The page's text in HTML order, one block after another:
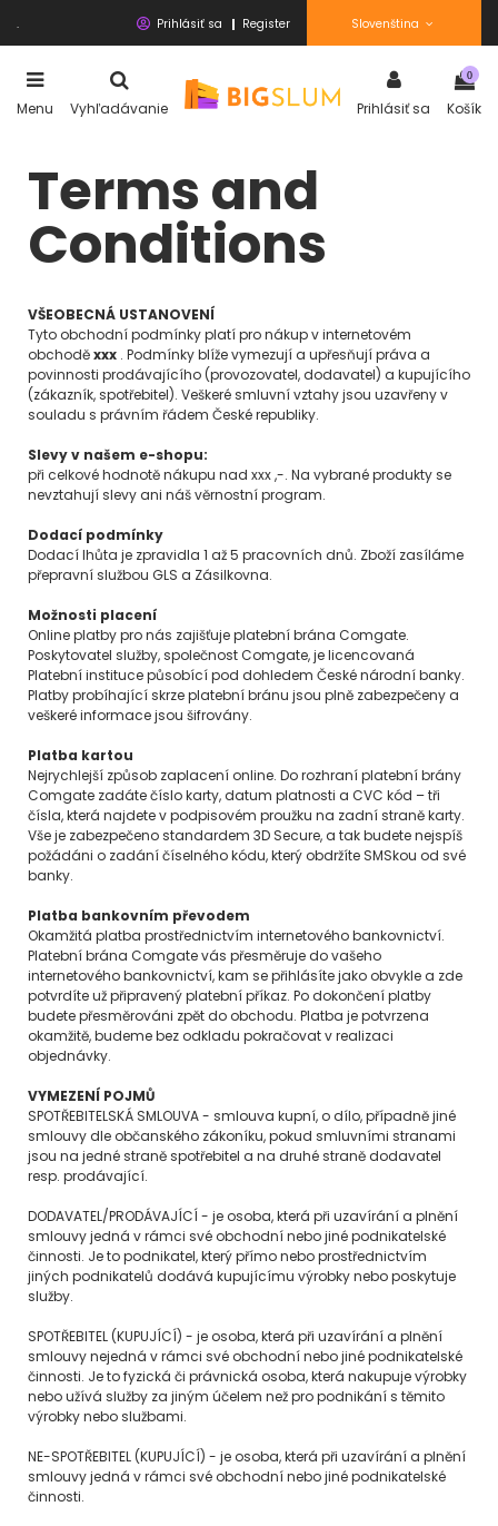
. Prihlásiť sa Register Slovenština
Menu Vyhľadávanie Prihlásiť sa
0
Košík
Terms and
Conditions
VŠEOBECNÁ USTANOVENÍ
Tyto obchodní podmínky platí pro nákup v internetovém
obchoděxxx . Podmínky blíže vymezují a upřesňují práva a
povinnosti prodávajícího (provozovatel, dodavatel) a kupujícího
(zákazník, spotřebitel). Veškeré smluvní vztahy jsou uzavřeny v
souladu s právním řádem České republiky.
Slevy v našem e-shopu:
při celkové hodnotě nákupu nad xxx ,-. Na vybrané produkty se
nevztahují slevy ani náš věrnostní program.
Dodací podmínky
Dodací lhůta je zpravidla 1 až 5 pracovních dnů. Zboží zasíláme
přepravní službou GLS a Zásilkovna.
Možnosti placení
Online platby pro nás zajišťuje platební brána Comgate.
Poskytovatel služby, společnost Comgate, je licencovaná
Platební instituce působící pod dohledem České národní banky.
Platby probíhající skrze platební bránu jsou plně zabezpečeny a
veškeré informace jsou šifrovány.
Platba kartou
Nejrychlejší způsob zaplacení online. Do rozhraní platební brány
Comgate zadáte číslo karty, datum platnosti a CVC kód – tři
čísla, která najdete v podpisovém proužku na zadní straně karty.
Vše je zabezpečeno standardem 3D Secure, a tak budete nejspíš
požádáni o zadání číselného kódu, který obdržíte SMSkou od své
banky.
Platba bankovním převodem
Okamžitá platba prostřednictvím internetového bankovnictví.
Platební brána Comgate vás přesměruje do vašeho
internetového bankovnictví, kam se přihlásíte jako obvykle a zde
potvrdíte už připravený platební příkaz. Po dokončení platby
budete přesměrováni zpět do obchodu. Platba je potvrzena
okamžitě, budeme bez odkladu pokračovat v realizaci
objednávky.
VYMEZENÍ POJMŮ
SPOTŘEBITELSKÁ SMLOUVA - smlouva kupní, o dílo, případně jiné
smlouvy dle občanského zákoníku, pokud smluvními stranami
jsou na jedné straně spotřebitel a na druhé straně dodavatel
resp. prodávající.
DODAVATEL/PRODÁVAJÍCÍ - je osoba, která při uzavírání a plnění
smlouvy jedná v rámci své obchodní nebo jiné podnikatelské
činnosti. Je to podnikatel, který přímo nebo prostřednictvím
jiných podnikatelů dodává kupujícímu výrobky nebo poskytuje
služby.
SPOTŘEBITEL (KUPUJÍCÍ) - je osoba, která při uzavírání a plnění
smlouvy nejedná v rámci své obchodní nebo jiné podnikatelské
činnosti. Je to fyzická či právnická osoba, která nakupuje výrobky
nebo užívá služby za jiným účelem než pro podnikání s těmito
výrobky nebo službami.
NE-SPOTŘEBITEL (KUPUJÍCÍ) - je osoba, která při uzavírání a plnění
smlouvy jedná v rámci své obchodní nebo jiné podnikatelské
činnosti.